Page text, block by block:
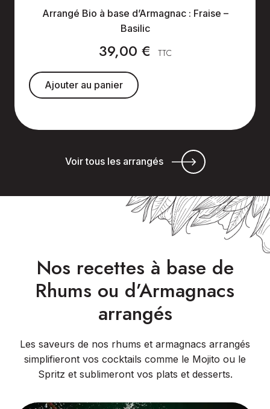
Voir tous les arrangés
Arrangé Bio à base d’Armagnac : Fraise –
Basilic
39,00 € TTC
Ajouter au panier
Nos recettes à base de
Rhums ou d’Armagnacs
arrangés
Les saveurs de nos rhums et armagnacs arrangés
simplifieront vos cocktails comme le Mojito ou le
Spritz et sublimeront vos plats et desserts.